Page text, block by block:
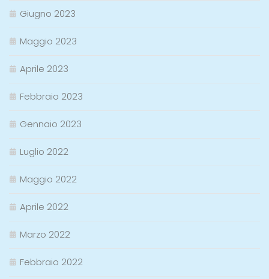
Giugno 2023
Maggio 2023
Aprile 2023
Febbraio 2023
Gennaio 2023
Luglio 2022
Maggio 2022
Aprile 2022
Marzo 2022
Febbraio 2022